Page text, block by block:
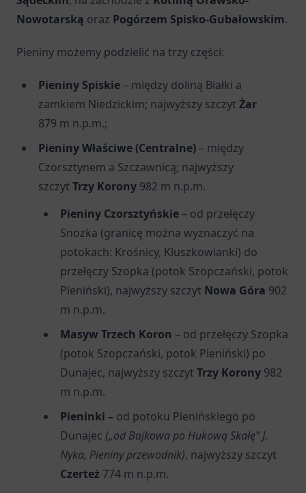
Nowotarską oraz Pogórzem Spisko-Gubałowskim.
Pieniny możemy podzielić na trzy części:
Pieniny Spiskie – między doliną Białki a
zamkiem Niedzickim; najwyższy szczyt Żar
879 m n.p.m.;
Pieniny Właściwe (Centralne) – między
Czorsztynem a Szczawnicą; najwyższy
szczyt Trzy Korony 982 m n.p.m.
Pieniny Czorsztyńskie – od przełęczy
Snozka (granicę można wyznaczyć na
potokach: Krośnicy, Kluszkowianki) do
przełęczy Szopka (potok Szopczański, potok
Pieniński), najwyższy szczyt Nowa Góra 902
m n.p.m.
Masyw Trzech Koron – od przełęczy Szopka
(potok Szopczański, potok Pieniński) po
Dunajec, najwyższy szczyt Trzy Korony 982
m n.p.m.
Pieninki – od potoku Pienińskiego po
Dunajec („od Bajkowa po Hukową Skałę” J.
Nyka, Pieniny przewodnik), najwyższy szczyt
Czerteż 774 m n.p.m.